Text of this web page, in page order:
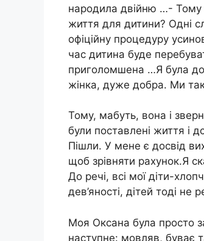
народила двійню …- Тому
життя для дитини? Одні
офіційну процедуру
час дитина буде
приголомшена …Я була
жінка, дуже добра. Ми
Тому, мабуть, вона і
були поставлені життя і
Пішли. У мене є досвід
щоб зрівняти рахунок.Я
До речі, всі мої діти-
дев’яності, дітей тоді не
Моя Оксана була просто
наступне: мовляв, буває